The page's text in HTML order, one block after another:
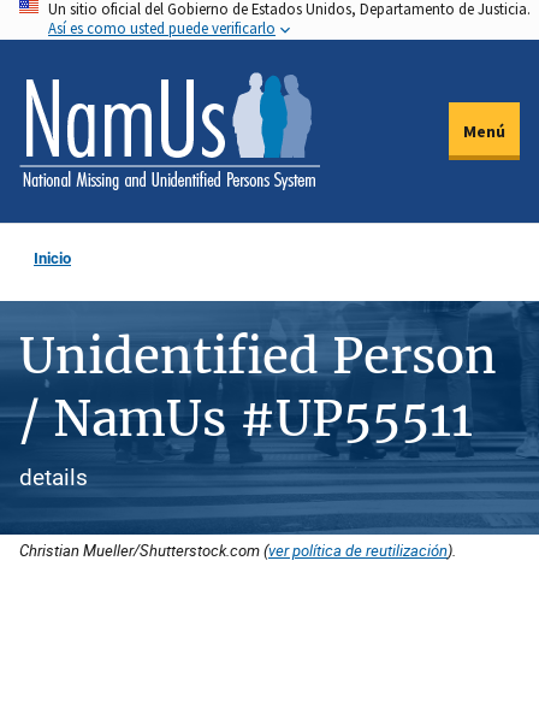
Pasar
al
contenido
principal
Un sitio oficial del Gobierno de Estados Unidos, Departamento de Justicia.
Así es como usted puede verificarlo
Menú
Inicio
Unidentified Person
/ NamUs #UP55511
details
Christian Mueller/Shutterstock.com (ver política de reutilización).